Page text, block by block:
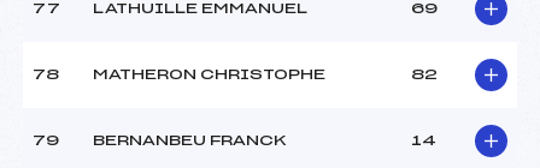
77 LATHUILLE EMMANUEL 69
78 MATHERON CHRISTOPHE 82
79 BERNANBEU FRANCK 14